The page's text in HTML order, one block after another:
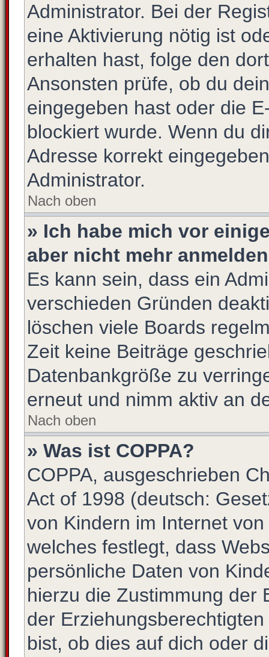
Administrator. Bei der
eine Aktivierung nötig ist
erhalten hast, folge den
Ansonsten prüfe, ob du
eingegeben hast oder die
blockiert wurde. Wenn du
Adresse korrekt
Administrator.
Nach oben
» Ich habe mich vor
aber nicht mehr
Es kann sein, dass ein
verschieden Gründen
löschen viele Boards
Zeit keine Beiträge
Datenbankgröße zu
erneut und nimm aktiv an
Nach oben
» Was ist COPPA?
COPPA, ausgeschrieben
Act of 1998 (deutsch:
von Kindern im Internet
welches festlegt, dass
persönliche Daten von
hierzu die Zustimmung der
der
bist, ob dies auf dich oder